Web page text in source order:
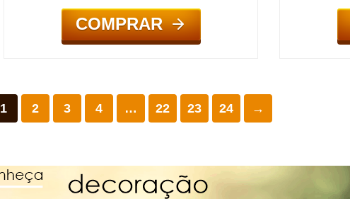
COMPRAR
1 2 3 4 … 22 23 24 →